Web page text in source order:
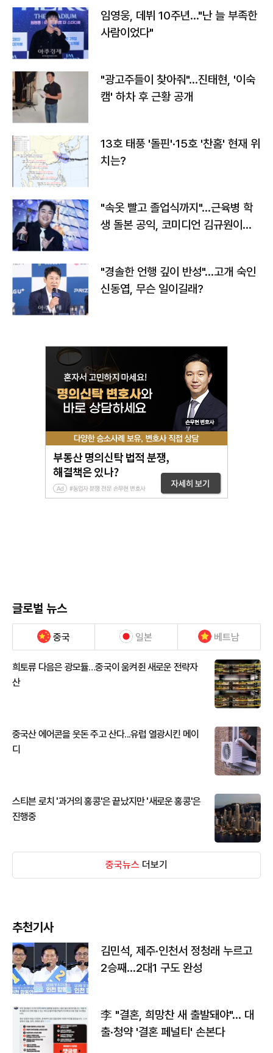
임영웅, 데뷔 10주년…"난 늘 부족한
사람이었다"
"광고주들이 찾아줘"…진태현, '이숙
캠' 하차 후 근황 공개
13호 태풍 '돌핀'·15호 '찬홈' 현재 위
치는?
"속옷 빨고 졸업식까지"…근육병 학
생 돌본 공익, 코미디언 김규원이었
"경솔한 언행 깊이 반성"…고개 숙인
신동엽, 무슨 일이길래?
글로벌 뉴스
중국 일본 베트남
희토류 다음은 광모듈…중국이 움켜쥔 새로운 전략자
산
중국산 에어콘을 웃돈 주고 산다...유럽 열광시킨 메이
디
스티븐 로치 '과거의 홍콩'은 끝났지만 '새로운 홍콩'은
진행중
중국뉴스 더보기
추천기사
김민석, 제주·인천서 정청래 누르고
2승째…2대1 구도 완성
李 "결혼, 희망찬 새 출발돼야"… 대
출·청약 '결혼 페널티' 손본다